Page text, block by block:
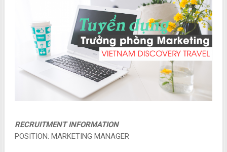
RECRUITMENT INFORMATION
POSITION: MARKETING MANAGER